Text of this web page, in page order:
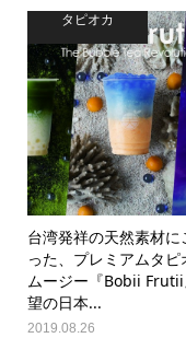
タピオカ
台湾発祥の天然素材に
った、プレミアムタピ
ムージー『Bobii
望の日本...
2019.08.26